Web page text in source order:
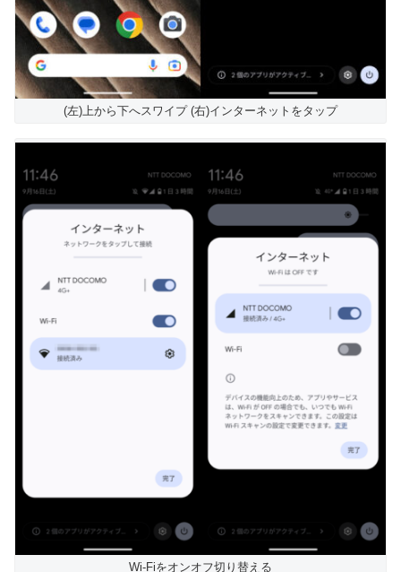
(左)上から下へスワイプ (右)インターネットをタップ
Wi-Fiをオンオフ切り替える